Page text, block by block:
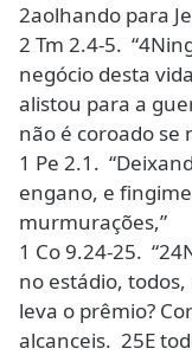
2aolhando para
2 Tm 2.4-5.
negócio desta
alistou para a
não é coroado
1 Pe 2.1.
engano, e
murmurações,”
1 Co 9.24-25.
no estádio,
leva o prêmio?
alcanceis. 25E